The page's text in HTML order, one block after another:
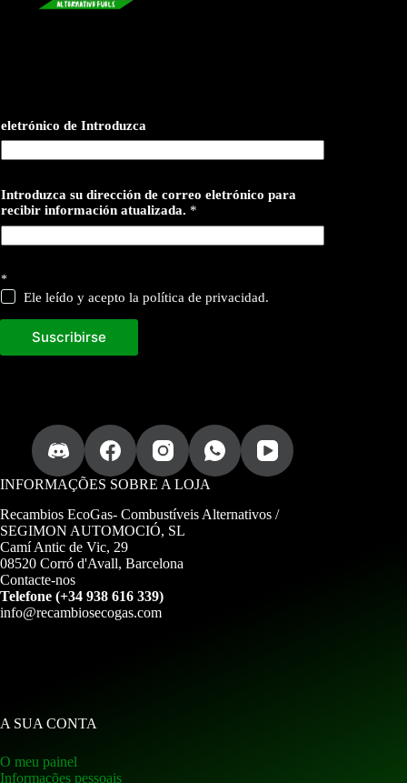
eletrónico de Introduzca
Introduzca su dirección de correo eletrónico para
recibir información atualizada. *
*
Ele leído y acepto la política de privacidad.
Suscribirse
INFORMAÇÕES SOBRE A LOJA
Recambios EcoGas- Combustíveis Alternativos /
SEGIMON AUTOMOCIÓ, SL
Camí Antic de Vic, 29
08520 Corró d'Avall, Barcelona
Contacte-nos
Telefone (+34 938 616 339)
info@recambiosecogas.com
A SUA CONTA
O meu painel
Informações pessoais